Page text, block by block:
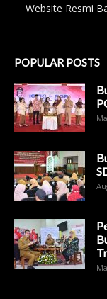
Website Resmi
POPULAR POSTS